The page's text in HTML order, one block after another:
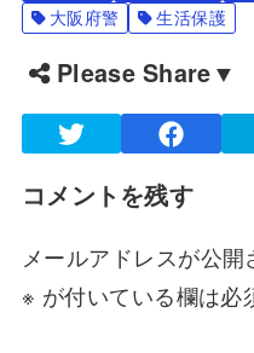
大阪府警
生活保護
Please Share▼
コメントを残す
メールアドレスが公開
※ が付いている欄は必